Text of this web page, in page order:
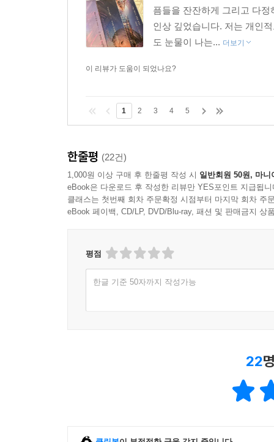
픔들을 잔잔하게 그리고 다
인상 깊었습니다. 저는 개인
도 눈물이 나는... 더보기
이 리뷰가 도움이 되었나요?
1 2 3 4 5
한줄평 (22건)
1,000원 이상 구매 후 한줄평 작성 시 일반회원 50원, 마니
eBook은 다운로드 후 작성한 리뷰만 YES포인트 지급됩니
클래스는 첫번째 회차 주문확정 시점부터 마지막 회차 주
eBook 페이백, CD/LP, DVD/Blu-ray, 패션 및 판매금지 상
평점
한글 기준 50자까지 작성가능
22